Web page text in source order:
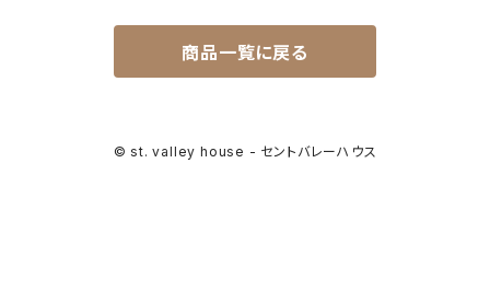
Akihiro Wood Works
商品一覧に戻る
© st. valley house - セントバレーハウス